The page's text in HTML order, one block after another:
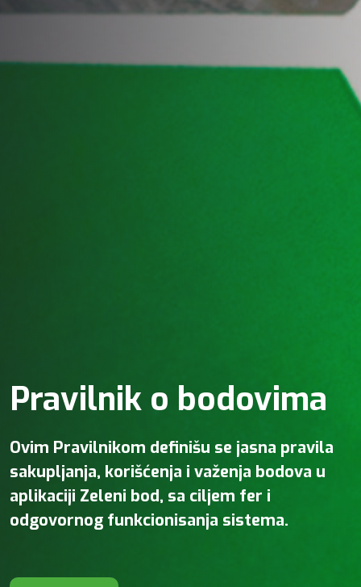
Pravilnik o bodovima
Ovim Pravilnikom definišu se jasna pravila
sakupljanja, korišćenja i važenja bodova u
aplikaciji Zeleni bod, sa ciljem fer i
odgovornog funkcionisanja sistema.